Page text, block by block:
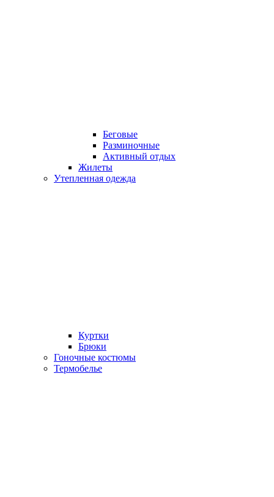
Беговые
Разминочные
Активный отдых
Жилеты
Утепленная одежда
Куртки
Брюки
Гоночные костюмы
Термобелье